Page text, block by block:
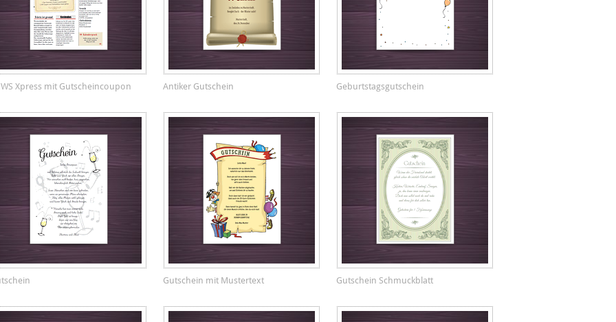
Xpress mit Gutscheincoupon Antiker Gutschein Geburtstagsgutschein
Gutschein mit Mustertext Gutschein Schmuckblatt